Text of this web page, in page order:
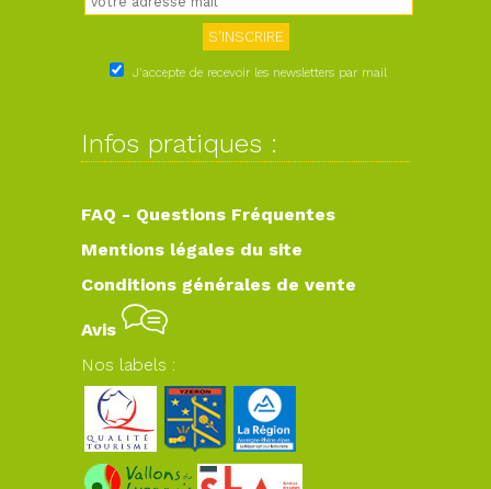
J'accepte de recevoir les newsletters par mail
Infos pratiques :
FAQ - Questions Fréquentes
Mentions légales du site
Conditions générales de vente
Avis
Nos labels :